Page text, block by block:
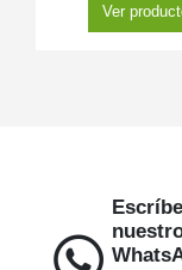
Ver